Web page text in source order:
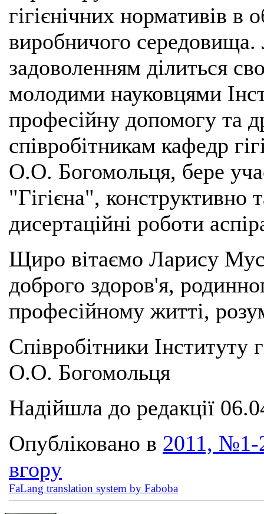
гігієнічних нормативів в
виробничого середовища.
задоволенням ділиться
молодими науковцями
професійну допомогу та
співробітникам кафедр
О.О. Богомольця, бере
"Гігієна", конструктивно
дисертаційні роботи
Щиро вітаємо Ларису
доброго здоров'я,
професійному житті,
Співробітники Інституту
О.О. Богомольця
Надійшла до редакції
Опубліковано в 2011, №1-
вгору
FaLang translation system by Faboba